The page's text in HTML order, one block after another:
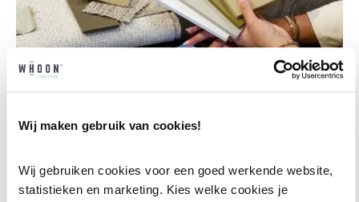
Wij maken gebruik van cookies!
Wij gebruiken cookies voor een goed werkende website,
statistieken en marketing. Kies welke cookies je
Professioneel interieuradvies